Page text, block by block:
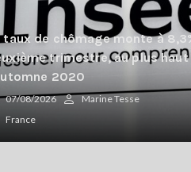
taux de chômage monte à
trimestre, au plus
2020
07/08/2026
Marine Tesse
France